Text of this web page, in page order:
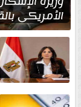
الأمريكي